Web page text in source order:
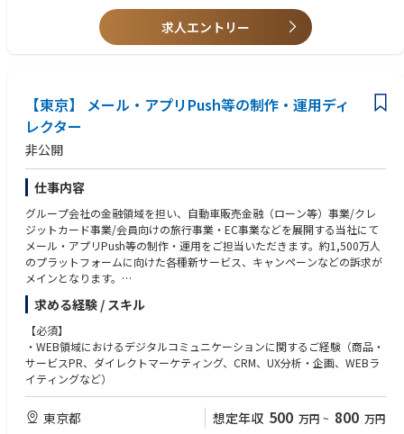
ことなく、新しい⾦融の模索にスピード感を持ってチャレンジすることに
集中できる環境が整っています。
みんなの銀行もしくはゼロバンク・デザインファクトリーに出向し、勤務
していただきます。
【概要】
■みんなの銀行におけるAML／CFT対応、金融犯罪対策業務の企画・運用
を担う人財を募集しています。
■設立されたばかりの組織のため、組織の拡大とともに成長できるチャン
スがあります。
■最新の開発手法やビジネスモデルを採用する中で、銀行としてのガバナ
ンスを確実かつスピード感を落とさずに実行していくための新たな枠組み
を一緒に考え、実行していける方を歓迎します。
※雇用主は「株式会社みんなの銀行」です。
みんなの銀行もしくはゼロバンク・デザインファクトリーに出向し、勤務
していただきます。
【業務内容】
■マネー・ローンダリング及びテロ資⾦供与対策（AML／CFT）の企画・
運営業務
・金融庁マネー・ローンダリング及びテロ資金供与対策に関するガイドラ
イン等に基づく社内管理体制整備
・各種金融犯罪の情報収集・調査分析・対策実施
求人エントリー
【東京】 メール・アプリPush等の制作・運用ディ
レクター
非公開
仕事内容
グループ会社の金融領域を担い、自動車販売金融（ローン等）事業/クレ
ジットカード事業/会員向けの旅行事業・EC事業などを展開する当社にて
メール・アプリPush等の制作・運用をご担当いただきます。約1,500万人
のプラットフォームに向けた各種新サービス、キャンペーンなどの訴求が
メインとなります。
【業務詳細】
・KPIマネジメントやデータ分析を通じたメール・アプリPushのコンテン
ツ制作運用の牽引
・ユーザー行動の分析や、当社顧客データ分析を通じたターゲティング案
の提案
・開発会社/制作会社のPMと連携を行った制作ディレクションなど
求める経験 / スキル
【必須】
・WEB領域におけるデジタルコミュニケーションに関するご経験（商品・
サービスPR、ダイレクトマーケティング、CRM、UX分析・企画、WEBラ
イティングなど）
東京都 想定年収 500 万円 ~ 800 万円